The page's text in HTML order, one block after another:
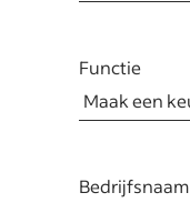
Functie
Bedrijfsnaam